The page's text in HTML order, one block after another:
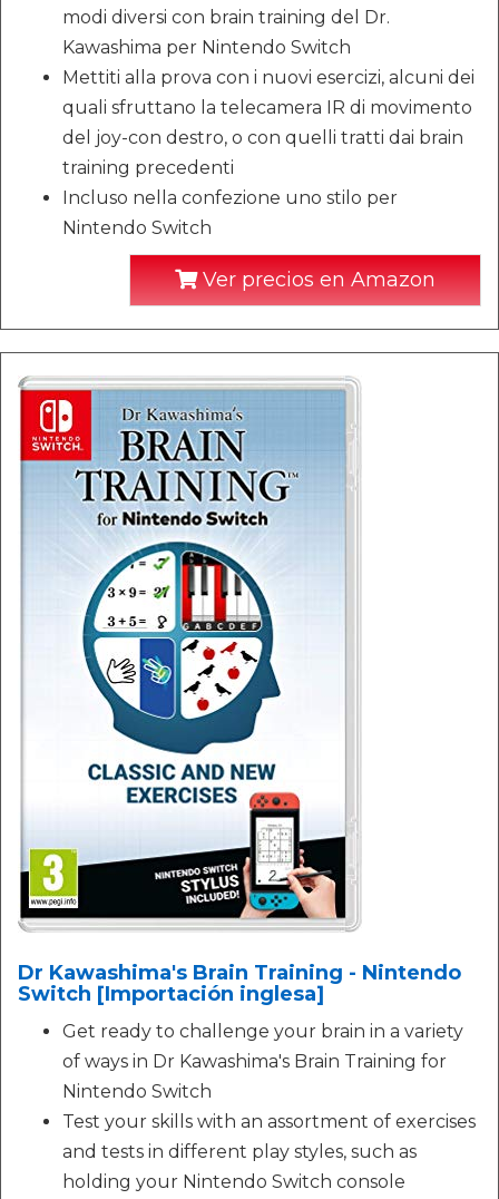
modi diversi con brain training del Dr.
Kawashima per Nintendo Switch
Mettiti alla prova con i nuovi esercizi, alcuni dei
quali sfruttano la telecamera IR di movimento
del joy-con destro, o con quelli tratti dai brain
training precedenti
Incluso nella confezione uno stilo per
Nintendo Switch
Ver precios en Amazon
Dr Kawashima's Brain Training - Nintendo
Switch [Importación inglesa]
Get ready to challenge your brain in a variety
of ways in Dr Kawashima's Brain Training for
Nintendo Switch
Test your skills with an assortment of exercises
and tests in different play styles, such as
holding your Nintendo Switch console